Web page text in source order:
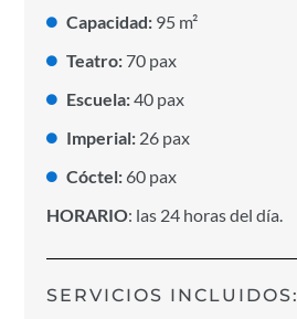
Capacidad:95 m²
Teatro:70 pax
Escuela:40 pax
Imperial:26 pax
Cóctel:60 pax
HORARIO: las 24 horas del día.
SERVICIOS INCLUIDOS: